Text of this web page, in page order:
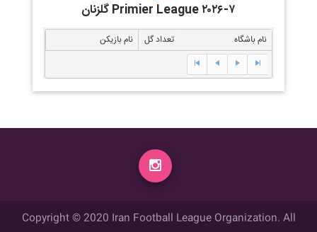
گلزنان Primier League ۲۰۲۶-۷
نام بازیکن تعداد گل نام باشگاه
Copyright © 2020 Iran Football League Organization. All